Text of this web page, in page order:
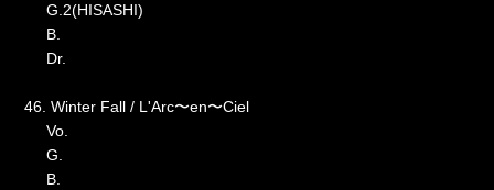
G.2(HISASHI)
B.
Dr.
46. Winter Fall / L'Arc〜en〜Ciel
Vo.
G.
B.